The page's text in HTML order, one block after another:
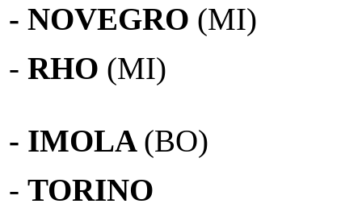
- NOVEGRO (MI)
- RHO (MI)
- IMOLA (BO)
- TORINO